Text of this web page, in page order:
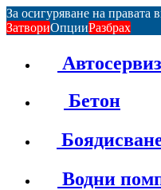
За осигуряване на
ЗатвориОпцииРазбрах
Автосервиз
Бетон
Водни